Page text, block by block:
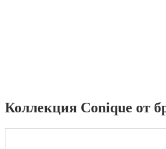
Коллекция Conique от